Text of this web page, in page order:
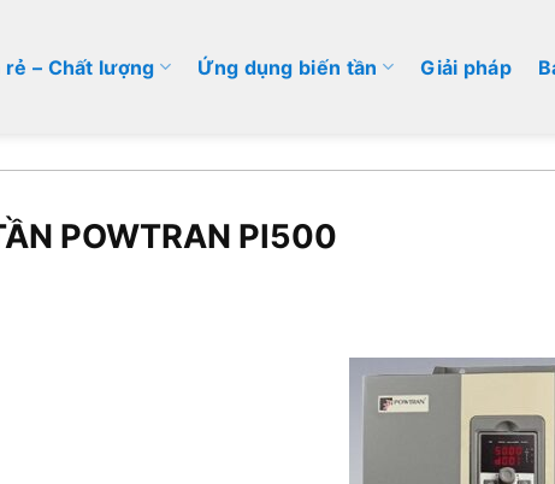
rẻ – Chất lượng Ứng dụng biến tần Giải pháp
POWTRAN PI500